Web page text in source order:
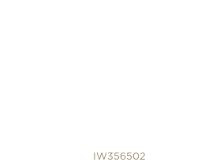
IW356502